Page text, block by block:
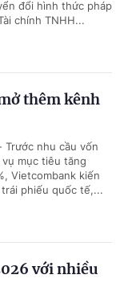
đổi hình thức pháp
chính TNHH...
thêm kênh
Trước nhu cầu vốn
mục tiêu tăng
Vietcombank kiến
phiếu quốc tế,...
với nhiều